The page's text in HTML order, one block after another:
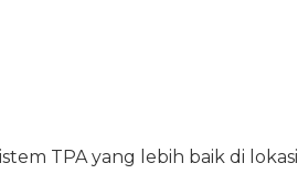
TPA yang lebih baik di lokasi